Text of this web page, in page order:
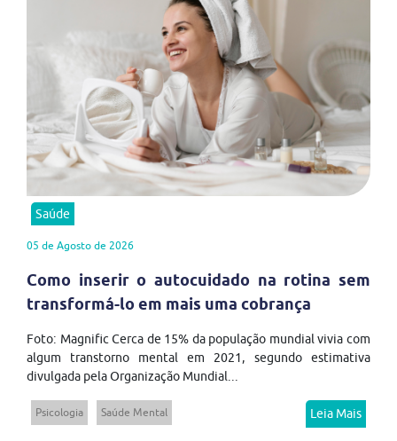
Saúde
05 de Agosto de 2026
Como inserir o autocuidado na rotina sem
transformá-lo em mais uma cobrança
Foto: Magnific Cerca de 15% da população mundial vivia com
algum transtorno mental em 2021, segundo estimativa
divulgada pela Organização Mundial...
Psicologia Saúde Mental Leia Mais